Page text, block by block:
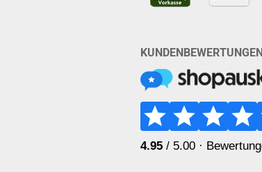
KUNDENBEWERTUNGEN